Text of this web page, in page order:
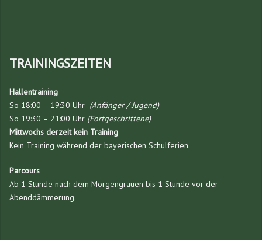
TRAININGSZEITEN
Hallentraining
So 18:00 – 19:30 Uhr (Anfänger / Jugend)
So 19:30 – 21:00 Uhr (Fortgeschrittene)
Mittwochs derzeit kein Training
Kein Training während der bayerischen Schulferien.
Parcours
Ab 1 Stunde nach dem Morgengrauen bis 1 Stunde vor der
Abenddämmerung.